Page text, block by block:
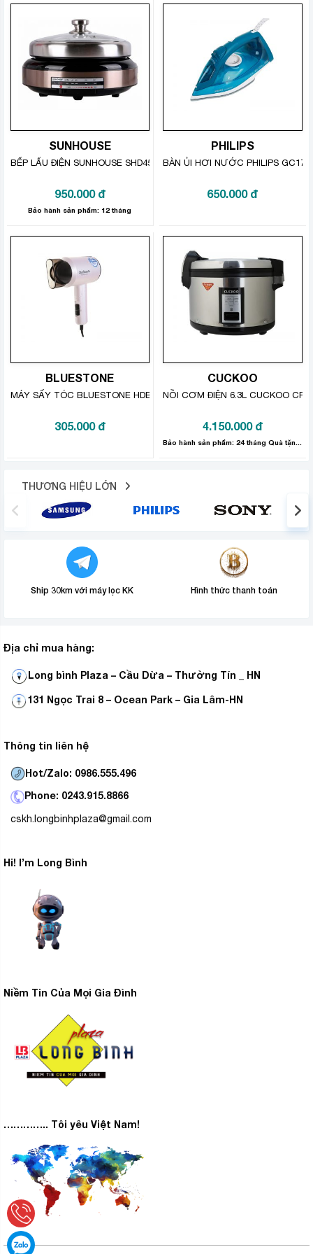
SUNHOUSE
BẾP LẨU ĐIỆN SUNHOUSE SHD4526
950.000 đ
Bảo hành sản phẩm: 12 tháng
PHILIPS
BÀN ỦI HƠI NƯỚC PHILIPS
650.000 đ
BLUESTONE
MÁY SẤY TÓC BLUESTONE HDB-1827
305.000 đ
CUCKOO
NỒI CƠM ĐIỆN 6.3L CUCKOO CR-
4.150.000 đ
THƯƠNG HIỆU LỚN
Ship 30km với máy lọc KK Hình thức thanh toán
Địa chỉ mua hàng:
Long bình Plaza – Cầu Dừa – Thường Tín _ HN
131 Ngọc Trai 8 – Ocean Park – Gia Lâm-HN
Thông tin liên hệ
Hot/Zalo: 0986.555.496
Phone: 0243.915.8866
cskh.longbinhplaza@gmail.com
Hi! I’m Long Bình
Niềm Tin Của Mọi Gia Đình
………….. Tôi yêu Việt Nam!